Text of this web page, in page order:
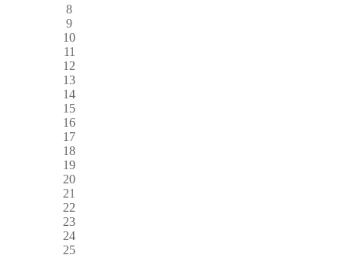
8
9
10
11
12
13
14
15
16
17
18
19
20
21
22
23
24
25